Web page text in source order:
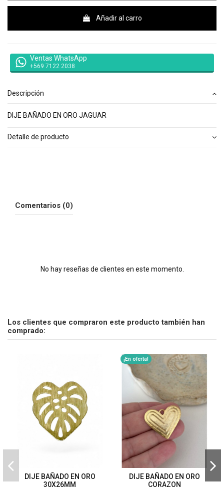
Añadir al carro
Ventas WhatsApp
+569 7122 2038
Descripción
DIJE BAÑADO EN ORO JAGUAR
Detalle de producto
Comentarios (0)
No hay reseñas de clientes en este momento.
Los clientes que compraron este producto también han
comprado:
DIJE BAÑADO EN ORO
30X26MM
¡En oferta!
DIJE BAÑADO EN ORO
CORAZON